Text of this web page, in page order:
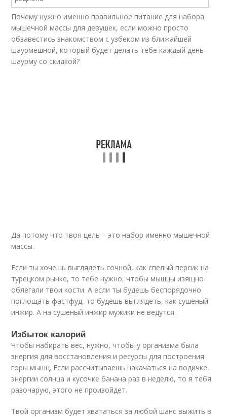
Почему нужно именно правильное питание для набора
мышечной массы для девушек, если можно просто
обзавестись знакомством с узбеком из ближайшей
шаурмешной, который будет делать тебе каждый день
шаурму со скидкой?
Да потому что твоя цель – это набор именно мышечной
массы.
Если ты хочешь выглядеть сочной, как спелый персик на
турецком рынке, то тебе нужно, чтобы мышцы изящно
облегали твои кости. А если ты будешь беспорядочно
поглощать фастфуд, то будешь выглядеть, как сушеный
инжир. А на сушеный инжир мужики не ведутся.
Избыток калорий
Чтобы набирать вес, нужно, чтобы у организма была
энергия для восстановления и ресурсы для построения
горы мышц. Если рассчитываешь накачаться на водичке,
энергии солнца и кусочке банана раз в неделю, то я тебя
разочарую, этого не произойдет.
Твой организм будет хвататься за любой шанс выжить в